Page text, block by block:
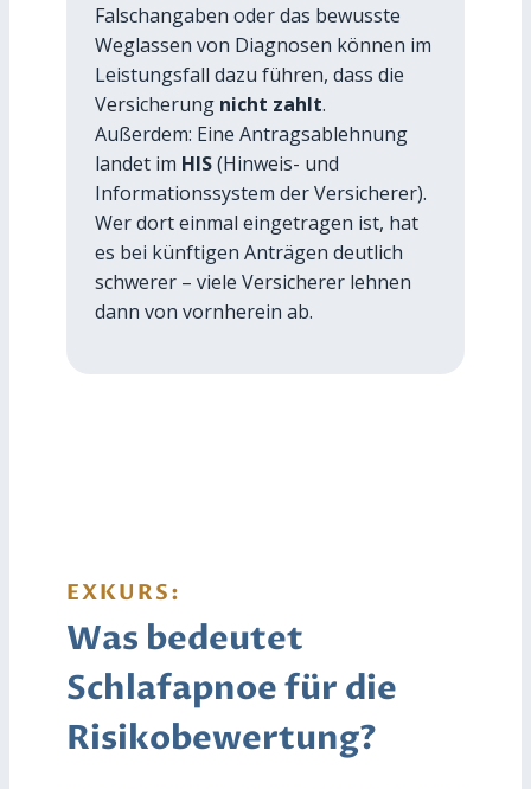
Falschangaben oder das bewusste
Weglassen von Diagnosen können im
Leistungsfall dazu führen, dass die
Versicherung nicht zahlt.
Außerdem: Eine Antragsablehnung
landet im HIS(Hinweis- und
Informationssystem der Versicherer).
Wer dort einmal eingetragen ist, hat
es bei künftigen Anträgen deutlich
schwerer – viele Versicherer lehnen
dann von vornherein ab.
EXKURS:
Was bedeutet
Schlafapnoe für die
Risikobewertung?